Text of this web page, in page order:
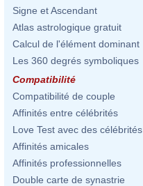
Signe et Ascendant
Atlas astrologique gratuit
Calcul de l'élément dominant
Les 360 degrés symboliques
Compatibilité
Compatibilité de couple
Affinités entre célébrités
Love Test avec des célébrités
Affinités amicales
Affinités professionnelles
Double carte de synastrie